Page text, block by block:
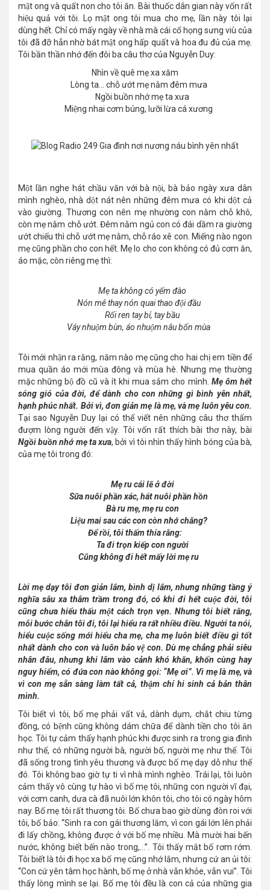
mật ong và quất non cho tôi ăn. Bài thuốc dân gian này vốn rất
hiệu quả với tôi. Lọ mật ong tôi mua cho mẹ, lần này tôi lại
dùng hết. Chỉ có mấy ngày về nhà mà cái cổ họng sưng viù của
tôi đã đỡ hẳn nhờ bát mật ong hấp quất và hoa đu đủ của mẹ.
Tôi bần thần nhớ đến đôi ba câu thơ của Nguyễn Duy:
Nhìn về quê mẹ xa xăm
Lòng ta... chỗ ướt mẹ nằm đêm mưa
Ngồi buồn nhớ mẹ ta xưa
Miệng nhai cơm búng, lưỡi lừa cá xương
Một lần nghe hát chầu văn với bà nội, bà bảo ngày xưa dân
mình nghèo, nhà dột nát nên những đêm mưa có khi dột cả
vào giường. Thương con nên mẹ nhường con nằm chỗ khô,
còn mẹ nằm chỗ ướt. Đêm nằm ngủ con có đái dầm ra giường
ướt chiếu thì chỗ ướt mẹ nằm, chỗ ráo xê con. Miếng nào ngon
mẹ cũng phần cho con hết. Mẹ lo cho con không có đủ cơm ăn,
áo mặc, còn riêng mẹ thì:
Mẹ ta không có yếm đào
Nón mê thay nón quai thao đội đầu
Rối ren tay bí, tay bầu
Váy nhuộm bùn, áo nhuộm nâu bốn mùa
Tôi mới nhận ra rằng, năm nào mẹ cũng cho hai chị em tiền để
mua quần áo mới mùa đông và mùa hè. Nhưng mẹ thường
mặc những bộ đồ cũ và ít khi mua sắm cho mình. Mẹ ôm hết
sóng gió của đời, để dành cho con những gì bình yên nhất,
hạnh phúc nhất. Bởi vì, đơn giản mẹ là mẹ, và mẹ luôn yêu con.
Tại sao Nguyễn Duy lại có thể viết nên những câu thơ thấm
đượm lòng người đến vậy. Tôi vốn rất thích bài thơ này, bài
Ngồi buồn nhớ mẹ ta xưa, bởi vì tôi nhìn thấy hình bóng của bà,
của mẹ tôi trong đó:
Mẹ ru cái lẽ ở đời
Sữa nuôi phần xác, hát nuôi phần hồn
Bà ru mẹ, mẹ ru con
Liệu mai sau các con còn nhớ chăng?
Để rồi, tôi thấm thía rằng:
Ta đi trọn kiếp con người
Cũng không đi hết mấy lời mẹ ru
Lời mẹ dạy tôi đơn giản lắm, bình dị lắm, nhưng những tầng ý
nghĩa sâu xa thâm trầm trong đó, có khi đi hết cuộc đời, tôi
cũng chưa hiểu thấu một cách trọn vẹn. Nhưng tôi biết rằng,
mỗi bước chân tôi đi, tôi lại hiểu ra rất nhiều điều. Người ta nói,
hiểu cuộc sống mới hiểu cha mẹ, cha mẹ luôn biết điều gì tốt
nhất dành cho con và luôn bảo vệ con. Dù mẹ chẳng phải siêu
nhân đâu, nhưng khi lâm vào cảnh khó khăn, khốn cùng hay
nguy hiểm, có đứa con nào không gọi: “Mẹ ơi”. Vì mẹ là mẹ, và
vì con mẹ sẵn sàng làm tất cả, thậm chí hi sinh cả bản thân
mình.
Tôi biết vì tôi, bố mẹ phải vất vả, dành dụm, chắt chiu từng
đồng, có bệnh cũng không dám chữa để dành tiền cho tôi ăn
học. Tôi tự cảm thấy hạnh phúc khi được sinh ra trong gia đình
như thế, có những người bà, người bố, người mẹ như thế. Tôi
đã sống trong tình yêu thương và được bố mẹ dạy dỗ như thế
đó. Tôi không bao giờ tự ti vì nhà mình nghèo. Trái lại, tôi luôn
cảm thấy vô cùng tự hào vì bố mẹ tôi, những con người vĩ đại,
với cơm canh, dưa cà đã nuôi lớn khôn tôi, cho tôi có ngày hôm
nay. Bố mẹ tôi rất thương tôi. Bố chưa bao giờ dùng đòn roi với
tôi, bố bảo: “Sinh ra con gái thương lắm, vì con gái lớn lên phải
đi lấy chồng, không được ở với bố mẹ nhiều. Mà mười hai bến
nước, không biết bến nào trong,...”. Tôi thấy mắt bố rơm rớm.
Tôi biết là tôi đi học xa bố mẹ cũng nhớ lắm, nhưng cứ an ủi tôi:
“Con cứ yên tâm học hành, bố mẹ ở nhà vẫn khỏe, vẫn vui”. Tôi
thấy lòng mình se lại. Bố mẹ tôi đều là con cả của những gia